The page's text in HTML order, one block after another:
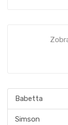
Babetta
Simson